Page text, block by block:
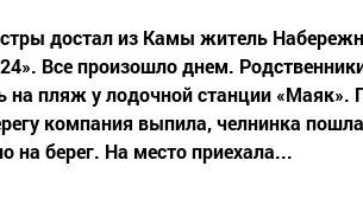
достал из Камы житель
Все произошло днем.
на пляж у лодочной станции «Маяк».
компания выпила, челнинка
на берег. На место приехала...